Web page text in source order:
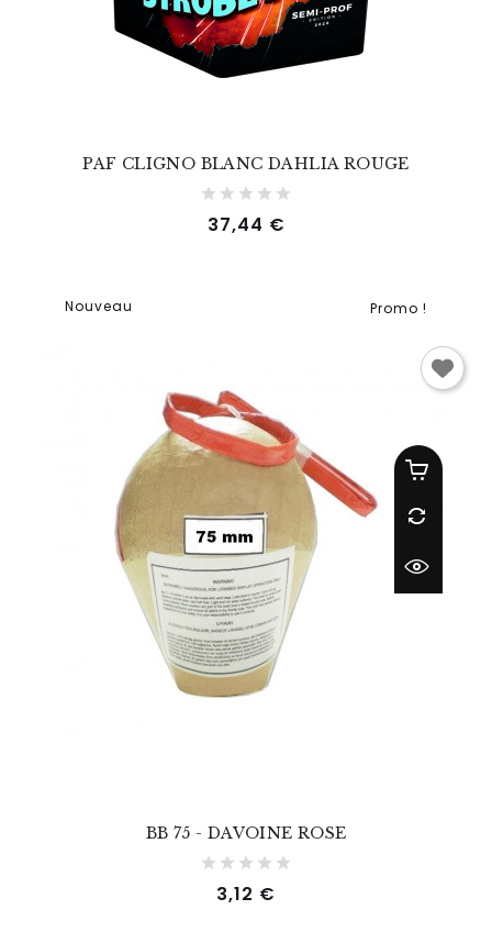
PAF CLIGNO BLANC DAHLIA ROUGE
37,44 €
Promo !
Nouveau
BB 75 - DAVOINE ROSE
3,12 €